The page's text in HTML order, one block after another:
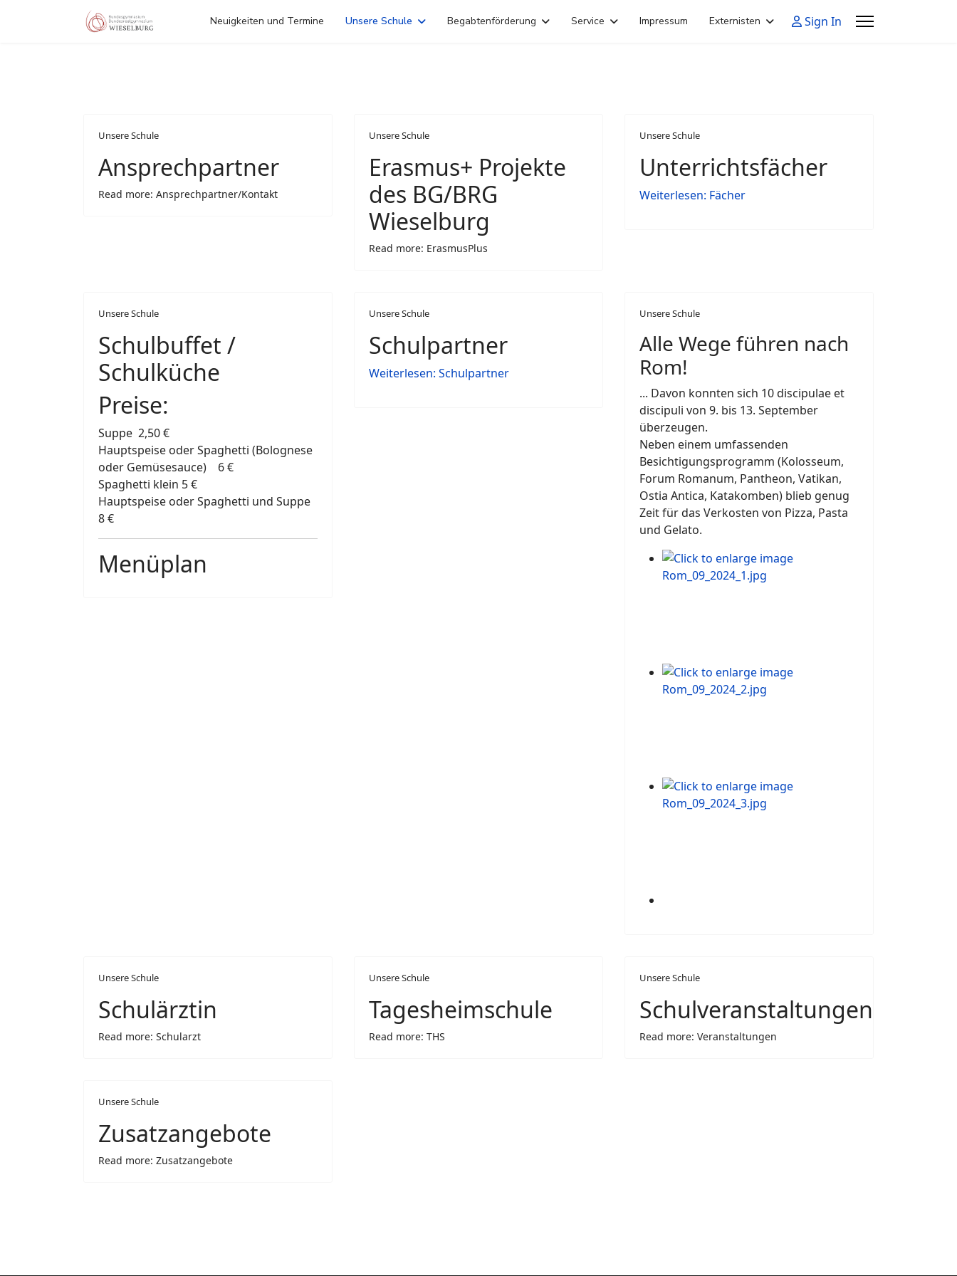
Neuigkeiten und Termine Unsere Schule Begabtenförderung Service Impressum Externisten Sign In
Unsere Schule
Ansprechpartner
Read more: Ansprechpartner/Kontakt
Unsere Schule
Erasmus+ Projekte
des BG/BRG
Wieselburg
Read more: ErasmusPlus
Unsere Schule
Unterrichtsfächer
Weiterlesen: Fächer
Unsere Schule
Schulbuffet /
Schulküche
Preise:
Suppe 2,50 €
Hauptspeise oder Spaghetti (Bolognese
oder Gemüsesauce) 6 €
Spaghetti klein 5 €
Hauptspeise oder Spaghetti und Suppe
8 €
Menüplan
Unsere Schule
Schulpartner
Weiterlesen: Schulpartner
Unsere Schule
Alle Wege führen nach
Rom!
... Davon konnten sich 10 discipulae et
discipuli von 9. bis 13. September
überzeugen.
Neben einem umfassenden
Besichtigungsprogramm (Kolosseum,
Forum Romanum, Pantheon, Vatikan,
Ostia Antica, Katakomben) blieb genug
Zeit für das Verkosten von Pizza, Pasta
und Gelato.
Unsere Schule
Schulärztin
Read more: Schularzt
Unsere Schule
Tagesheimschule
Read more: THS
Unsere Schule
Schulveranstaltungen
Read more: Veranstaltungen
Unsere Schule
Zusatzangebote
Read more: Zusatzangebote